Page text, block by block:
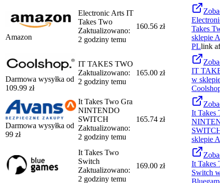
Amazon
Electronic Arts IT
Takes Two
Zaktualizowano:
2 godziny temu
160.56 zł
Takes
sklepie
PLlink
Darmowa wysyłka od
109.99 zł
IT TAKES TWO
Zaktualizowano:
2 godziny temu
165.00 zł
IT
w
Darmowa wysyłka od
99 zł
It Takes Two Gra
NINTENDO
SWITCH
Zaktualizowano:
2 godziny temu
165.74 zł
It Takes
sklepie
It Takes Two
Switch
Zaktualizowano:
2 godziny temu
169.00 zł
It Takes
Switch